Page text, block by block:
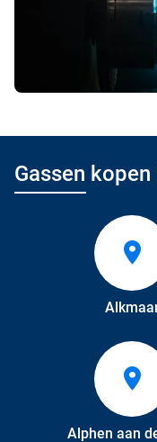
Gassen
Alphen aan